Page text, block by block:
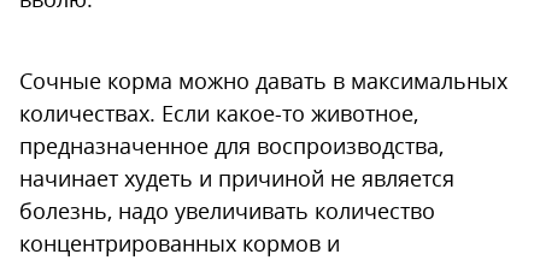
Сочные корма можно давать в максимальных
количествах. Если какое-то животное,
предназначенное для воспроизводства,
начинает худеть и причиной не является
болезнь, надо увеличивать количество
концентрированных кормов и